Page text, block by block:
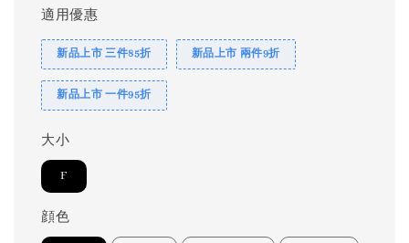
適用優惠
新品上市 三件85折 新品上市 兩件9折
新品上市 一件95折
大小
F
顔色